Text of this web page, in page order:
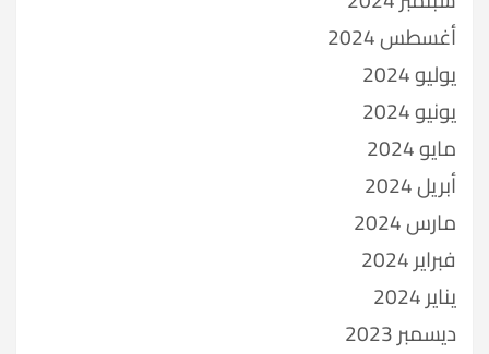
أغسطس 2024
يوليو 2024
يونيو 2024
مايو 2024
أبريل 2024
مارس 2024
فبراير 2024
يناير 2024
ديسمبر 2023